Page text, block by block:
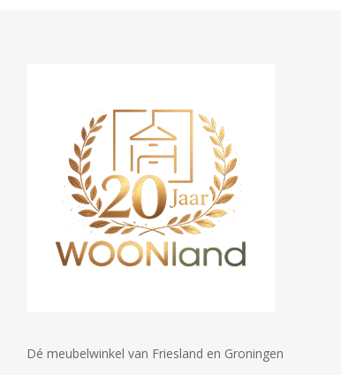
Dé meubelwinkel van Friesland en Groningen